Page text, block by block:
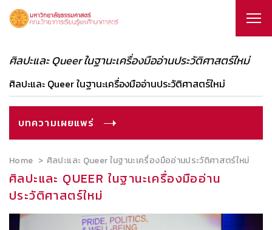
ศิลปะและ Queer ในฐานะเครื่องมืออ่านประวัติศาสตร์ใหม่
ศิลปะและ Queer ในฐานะเครื่องมืออ่านประวัติศาสตร์ใหม่
บทความเผยแพร่
Home ศิลปะและ Queer ในฐานะเครื่องมืออ่านประวัติศาสตร์ใหม่
ศิลปะและ QUEER ในฐานะเครื่องมืออ่าน
ประวัติศาสตร์ใหม่